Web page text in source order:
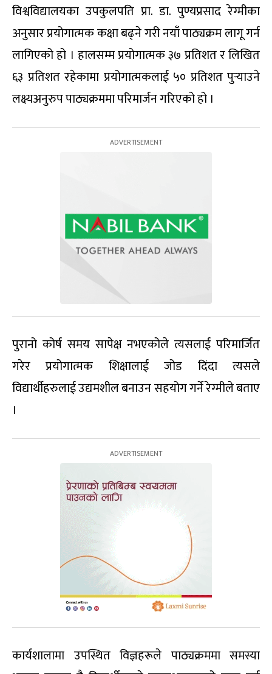
विश्वविद्यालयका उपकुलपति प्रा. डा. पुण्यप्रसाद रेग्मीका
अनुसार प्रयोगात्मक कक्षा बढ्ने गरी नयाँ पाठ्यक्रम लागू गर्न
लागिएको हो । हालसम्म प्रयोगात्मक ३७ प्रतिशत र लिखित
६३ प्रतिशत रहेकामा प्रयोगात्मकलाई ५० प्रतिशत पुर्‍याउने
लक्ष्यअनुरुप पाठ्यक्रममा परिमार्जन गरिएको हो ।
पुरानो कोर्ष समय सापेक्ष नभएकोले त्यसलाई परिमार्जित
गरेर प्रयोगात्मक शिक्षालाई जोड दिंदा त्यसले
विद्यार्थीहरुलाई उद्यमशील बनाउन सहयोग गर्ने रेग्मीले बताए
।
कार्यशालामा उपस्थित विज्ञहरूले पाठ्यक्रममा समस्या